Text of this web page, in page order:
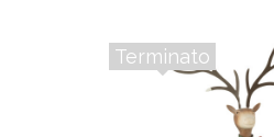
Terminato